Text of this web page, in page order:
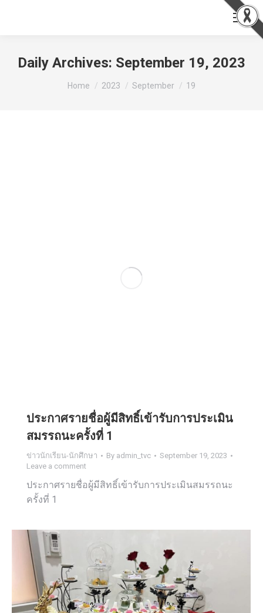
Daily Archives: September 19, 2023
You are here:
Home 2023 September 19
ประกาศรายชื่อผู้มีสิทธิ์เข้ารับการประเมิน
สมรรถนะครั้งที่ 1
ข่าวนักเรียน-นักศึกษา By admin_tvc
September 19, 2023
Leave a comment
ประกาศรายชื่อผู้มีสิทธิ์เข้ารับการประเมินสมรรถนะ
ครั้งที่ 1